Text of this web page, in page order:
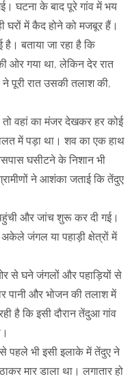
घटना के बाद पूरे गांव में भय
घरों में कैद होने को मजबूर हैं।
बताया जा रहा है कि
ओर गया था, लेकिन देर रात
पूरी रात उसकी तलाश की,
तो वहां का मंजर देखकर हर कोई
में पड़ा था। शव का एक हाथ
घसीटने के निशान भी
ने आशंका जताई कि तेंदुए
और जांच शुरू कर दी गई।
जंगल या पहाड़ी क्षेत्रों में
से घने जंगलों और पहाड़ियों से
पानी और भोजन की तलाश में
है कि इसी दौरान तेंदुआ गांव
पहले भी इसी इलाके में तेंदुए ने
मार डाला था। लगातार हो